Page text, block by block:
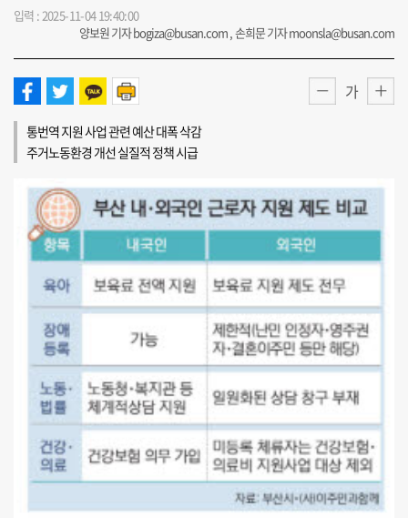
입력 : 2025-11-04 19:40:00
양보원 기자 bogiza@busan.com , 손희문 기자 moonsla@busan.com
가
통번역 지원 사업 관련 예산 대폭 삭감
주거노동환경 개선 실질적 정책 시급